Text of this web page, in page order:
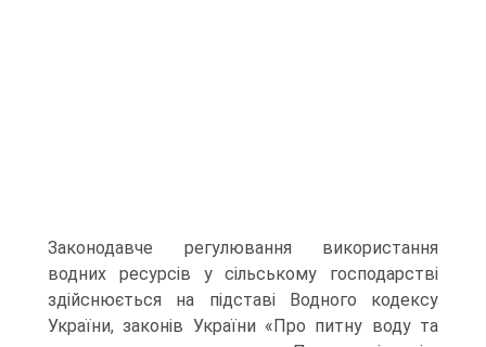
Законодавче регулювання використання
водних ресурсів у сільському господарстві
здійснюється на підставі Водного кодексу
України, законів України «Про питну воду та